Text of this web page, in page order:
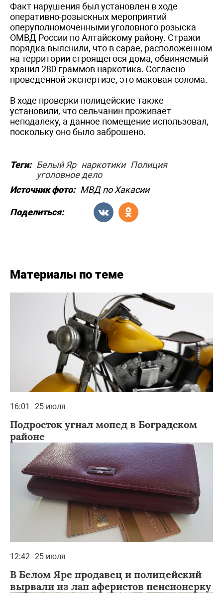
Факт нарушения был установлен в ходе
оперативно-розыскных мероприятий
оперуполномоченными уголовного розыска
ОМВД России по Алтайскому району. Стражи
порядка выяснили, что в сарае, расположенном
на территории строящегося дома, обвиняемый
хранил 280 граммов наркотика. Согласно
проведенной экспертизе, это маковая солома.
В ходе проверки полицейские также
установили, что сельчанин проживает
неподалеку, а данное помещение использовал,
поскольку оно было заброшено.
Теги: Белый Яр наркотики Полиция
уголовное дело
Источник фото: МВД по Хакасии
Поделиться:
Материалы по теме
16:01 25 июля
Подросток угнал мопед в Боградском
районе
12:42 25 июля
В Белом Яре продавец и полицейский
вырвали из лап аферистов пенсионерку